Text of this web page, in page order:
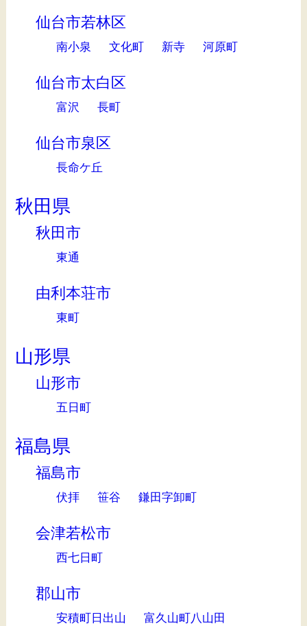
仙台市若林区
南小泉 文化町 新寺 河原町
仙台市太白区
富沢 長町
仙台市泉区
長命ケ丘
秋田県
秋田市
東通
由利本荘市
東町
山形県
山形市
五日町
福島県
福島市
伏拝 笹谷 鎌田字卸町
会津若松市
西七日町
郡山市
安積町日出山
富久山町八山田